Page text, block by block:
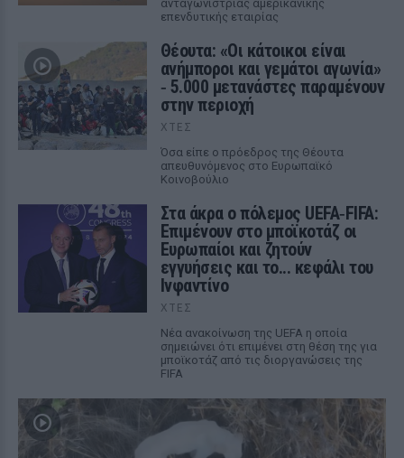
ανταγωνίστριας αμερικανικής
επενδυτικής εταιρίας
Θέουτα: «Οι κάτοικοι είναι
ανήμποροι και γεμάτοι αγωνία»
‑ 5.000 μετανάστες παραμένουν
στην περιοχή
ΧΤΕΣ
Όσα είπε ο πρόεδρος της Θέουτα
απευθυνόμενος στο Ευρωπαϊκό
Κοινοβούλιο
Στα άκρα ο πόλεμος UEFA‑FIFA:
Επιμένουν στο μποϊκοτάζ οι
Ευρωπαίοι και ζητούν
εγγυήσεις και το... κεφάλι του
Ινφαντίνο
ΧΤΕΣ
Νέα ανακοίνωση της UEFA η οποία
σημειώνει ότι επιμένει στη θέση της για
μποϊκοτάζ από τις διοργανώσεις της
FIFA